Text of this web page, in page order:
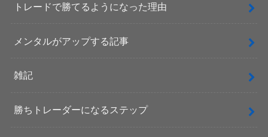
トレードで勝てるようになった理由
メンタルがアップする記事
雑記
勝ちトレーダーになるステップ